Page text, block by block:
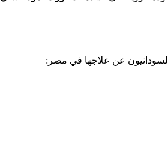
عن علاجها في مصر: